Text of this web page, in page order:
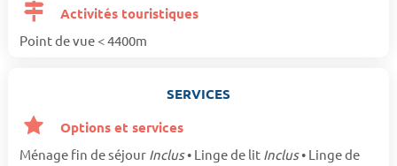
Activités touristiques
Point de vue < 4400m
SERVICES
Options et services
Ménage fin de séjour Inclus• Linge de lit Inclus• Linge de